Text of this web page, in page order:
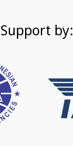
Support by: